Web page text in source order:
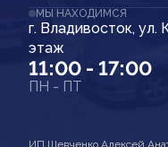
МЫ НАХОДИМСЯ
г. Владивосток, ул.
этаж
11:00 - 17:00
ПН - ПТ
ИП Шевченко Алексей